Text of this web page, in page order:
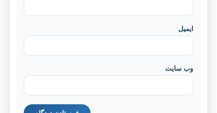
ایمیل
وب‌ سایت